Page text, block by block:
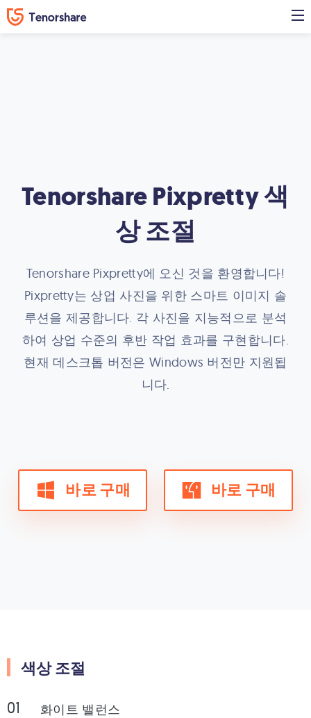
Tenorshare Pixpretty 색
상 조절
Tenorshare Pixpretty에 오신 것을 환영합니다!
Pixpretty는 상업 사진을 위한 스마트 이미지 솔
루션을 제공합니다. 각 사진을 지능적으로 분석
하여 상업 수준의 후반 작업 효과를 구현합니다.
현재 데스크톱 버전은 Windows 버전만 지원됩
니다.
바로 구매 바로 구매
색상 조절
화이트 밸런스